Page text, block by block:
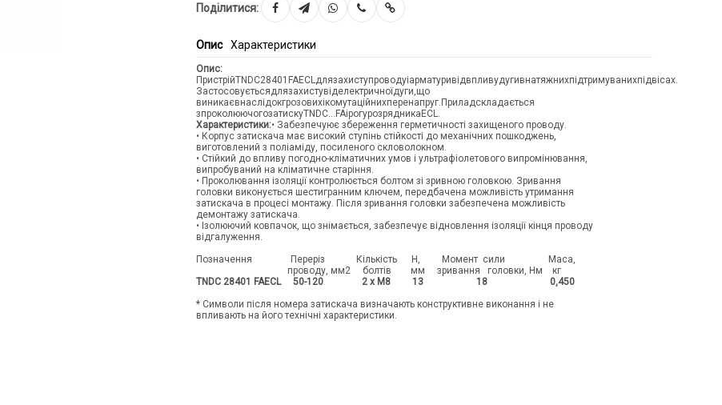
Поділитися:
Опис Характеристики
Опис:
ПристрійTNDC28401 FAECL длязахиступроводуіарматуривідвпливудугивнатяжнихпідтримуванихпідвісах
Застосовуєтьсядлязахистувіделектричноїдуги що
виникаєвнаслідокгрозовихікомутаційнихперенапруг Приладскладається
зпроколюючогозатискуTNDC FAірогурозрядникаECL
Характеристики:• Забезпечуює збереження герметичності захищеного проводу.
• Корпус затискача має високий ступінь стійкості до механічних пошкоджень,
виготовлений з поліаміду, посиленого скловолокном.
• Стійкий до впливу погодно-кліматичних умов і ультрафіолетового випромінювання,
випробуваний на кліматичне старіння.
• Проколювання ізоляції контролюється болтом зі зривною головкою. Зривання
головки виконується шестигранним ключем, передбачена можливість утримання
затискача в процесі монтажу. Після зривання головки забезпечена можливість
демонтажу затискача.
• Ізолюючий ковпачок, що знімається, забезпечує відновлення ізоляції кінця проводу
відгалуження.
Позначення Переріз Кількість Н, Момент сили Маса,
проводу, мм2 болтів мм зривання головки, Нм кг
TNDC 28401 FAECL 50-120 2 x M8 13 18 0,450
* Символи після номера затискача визначають конструктивне виконання і не
впливають на його технічні характеристики.